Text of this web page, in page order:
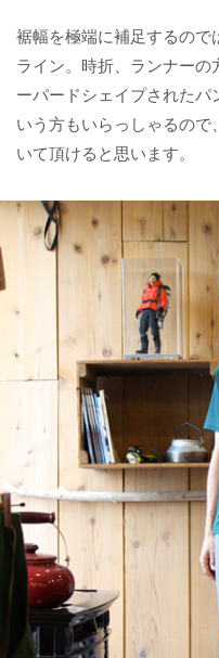
裾幅を極端に補足するので
ライン。時折、ランナー
ーパードシェイプされたパ
いう方もいらっしゃるの
いて頂けると思います。